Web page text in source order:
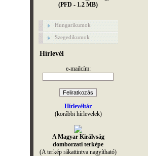
(PFD - 1.2 MB)
Hungarikumok
Szegedikumok
Hírlevél
e-mailcím:
Hírlevéltár
(korábbi hírlevelek)
A Magyar Királyság
domborzati terképe
(A terkép rákattintva nagyítható)